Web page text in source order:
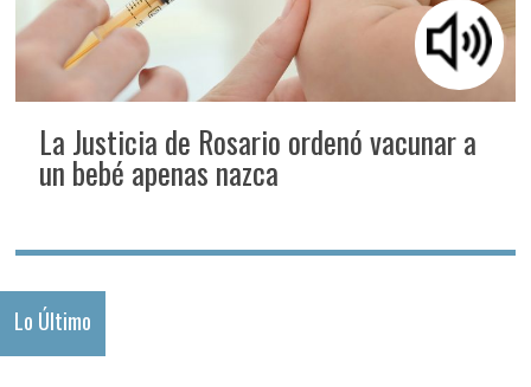
La Justicia de Rosario ordenó vacunar a
un bebé apenas nazca
Lo Último